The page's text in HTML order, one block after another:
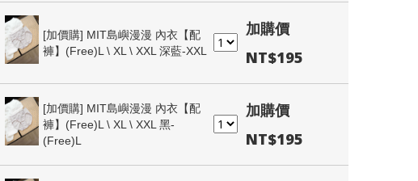
[加價購] MIT島嶼漫漫 內衣【配
褲】(Free)L \ XL \ XXL 深藍-XXL
加購價
NT$195
[加價購] MIT島嶼漫漫 內衣【配
褲】(Free)L \ XL \ XXL 黑-
(Free)L
加購價
NT$195